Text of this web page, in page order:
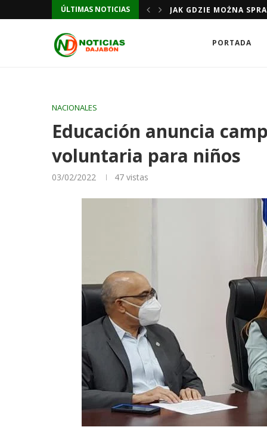
ÚLTIMAS NOTICIAS
JAK GDZIE MOŻNA
PORTADA
NACIONALES
Educación anuncia
voluntaria para niños
03/02/2022 47 vistas